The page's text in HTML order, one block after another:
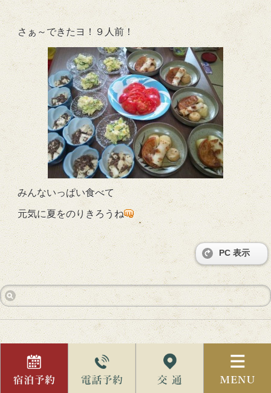
さぁ～できたヨ！９人前！
みんないっぱい食べて
元気に夏をのりきろうね
PC 表示
前の記事へ 次の記事へ